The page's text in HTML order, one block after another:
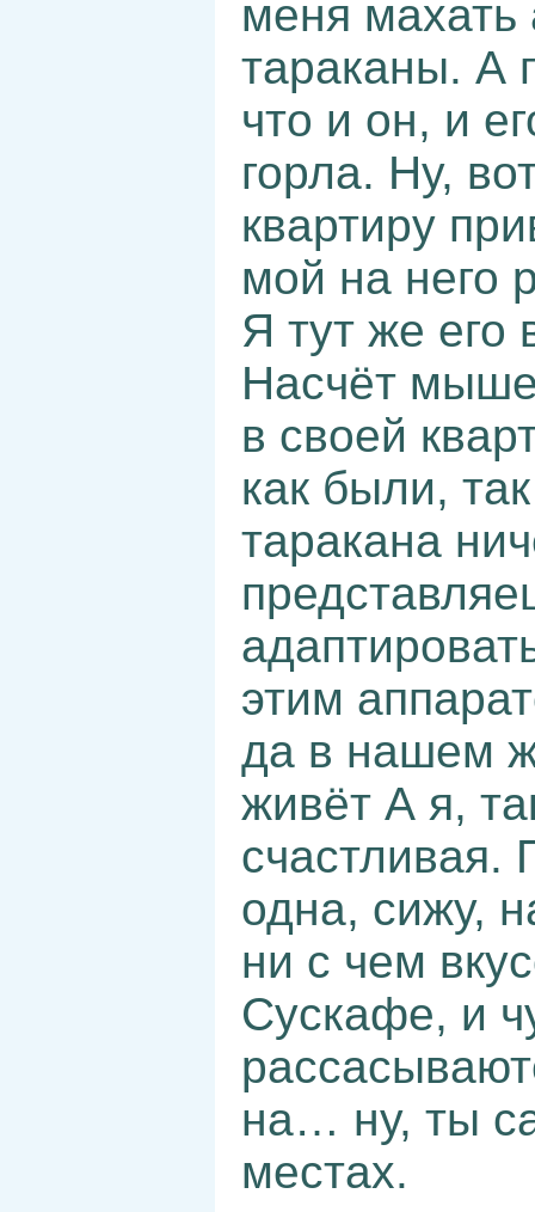
меня
тараканы. А
что и он, и
горла. Ну,
квартиру
мой на него
Я тут же его
Насчёт
в своей
как были,
таракана
этим
да в нашем
живёт А я,
счастливая.
одна, сижу,
ни с чем
Сускафе, и
на… ну, ты
местах.